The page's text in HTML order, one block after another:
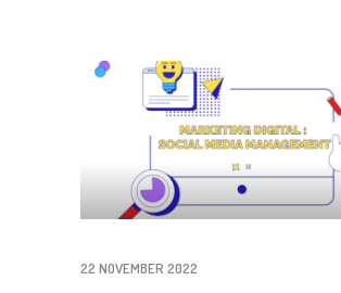
22 NOVEMBER 2022